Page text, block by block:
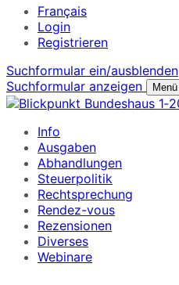
Français
Login
Registrieren
Suchformular ein/ausblenden
Suchformular anzeigen
Menü
Info
Ausgaben
Abhandlungen
Steuerpolitik
Rechtsprechung
Rendez-vous
Rezensionen
Diverses
Webinare